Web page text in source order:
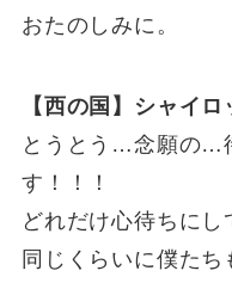
おたのしみに。
【西の国】シャイ
とうとう…念願の…
す！！！
どれだけ心待ちに
同じくらいに僕た